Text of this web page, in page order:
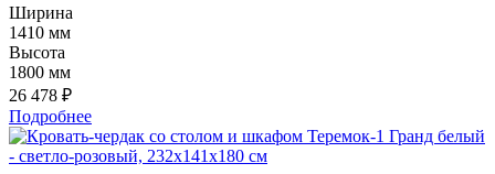
Ширина
1410 мм
Высота
1800 мм
26 478 ₽
Подробнее